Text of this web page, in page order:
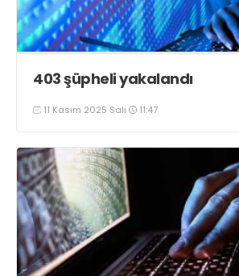
403 şüpheli yakalandı
11 Kasım 2025 Salı 11:47